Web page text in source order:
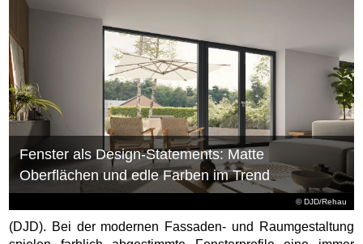
© DJD/Rehau
Fenster als Design-Statements: Matte
Oberflächen und edle Farben im Trend
(DJD). Bei der modernen Fassaden- und Raumgestaltung